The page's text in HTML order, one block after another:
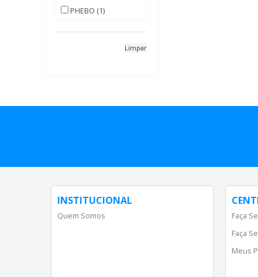
PHEBO (1)
Limpar
INSTITUCIONAL
Quem Somos
Faça
Faça
Meus